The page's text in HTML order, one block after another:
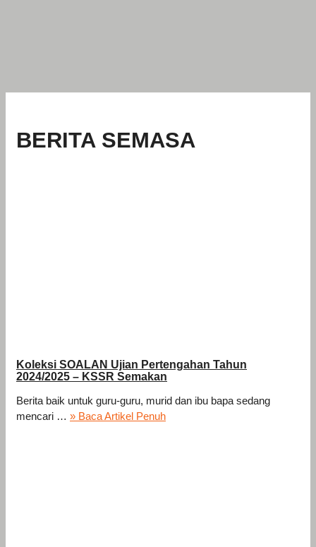
BERITA SEMASA
Koleksi SOALAN Ujian Pertengahan Tahun
2024/2025 – KSSR Semakan
Berita baik untuk guru-guru, murid dan ibu bapa sedang
mencari … » Baca Artikel Penuh